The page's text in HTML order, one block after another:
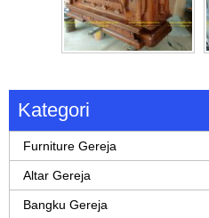
Kategori
Furniture Gereja
Altar Gereja
Bangku Gereja